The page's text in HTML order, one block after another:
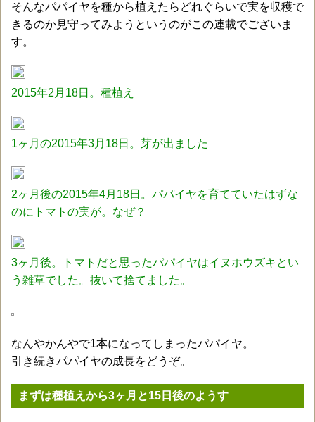
そんなパパイヤを種から植えたらどれぐらいで実を収穫で
きるのか見守ってみようというのがこの連載でございま
す。
2015年2月18日。種植え
1ヶ月の2015年3月18日。芽が出ました
2ヶ月後の2015年4月18日。パパイヤを育てていたはずな
のにトマトの実が。なぜ？
3ヶ月後。トマトだと思ったパパイヤはイヌホウズキとい
う雑草でした。抜いて捨てました。
なんやかんやで1本になってしまったパパイヤ。
引き続きパパイヤの成長をどうぞ。
まずは種植えから3ヶ月と15日後のようす